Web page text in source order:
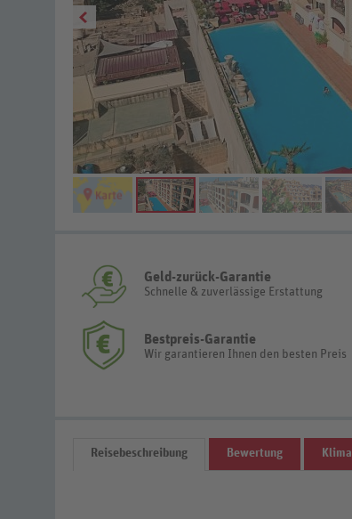
Geld-zurück-Garantie
Schnelle & zuverlässige Erstattung
Bestpreis-Garantie
Wir garantieren Ihnen den besten Preis
Reisebeschreibung Bewertung Klima